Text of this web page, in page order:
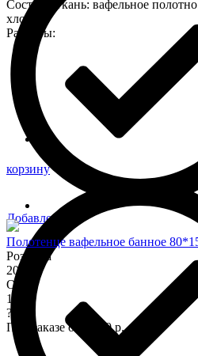
Добавлено!
Состав : Ткань: вафельное
хлопок.
Размеры:
корзину
Полотенце вафельное банное
Розница
200
Опт
170
?
При заказе от 7 000 р.